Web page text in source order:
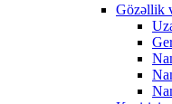
Gözəllik